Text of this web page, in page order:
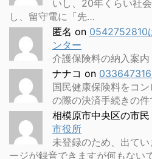
いし、20年くらい社
し、留守電に「先…
匿名 on 0542752810
ンター
介護保険料の納入案内
ナナコ on
国民健康保険料をコ
の際の決済手続きの件
相模原市中央区の市民
市役所
未登録のため、出て
ージが録音できますが何もない